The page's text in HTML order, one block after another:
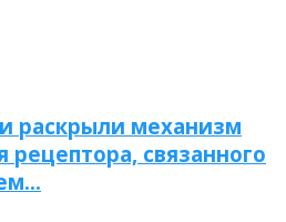
раскрыли механизм
рецептора, связанного